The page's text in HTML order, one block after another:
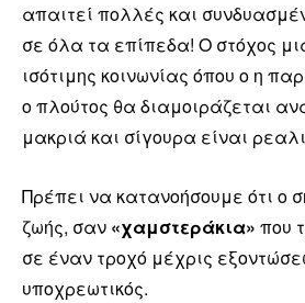
απαιτεί πολλές και
σε όλα τα επίπεδα! Ο στόχος
ισότιμης κοινωνίας όπου ο η
ο πλούτος θα διαμοιράζεται
μακριά και σίγουρα είναι
Πρέπει να κατανοήσουμε ότι ο
ζωής, σαν «χαμστεράκια» που
σε έναν τροχό μέχρις
υποχρεωτικός.